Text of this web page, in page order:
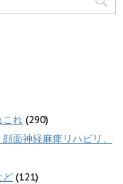
これ (290)
面神経麻痺リハビリ、
ど (121)